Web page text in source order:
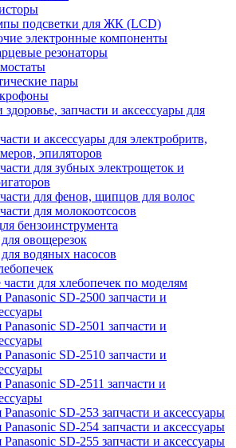
подсветки для ЖК (LCD)
электронные компоненты
резонаторы
пары
здоровье, запчасти и аксессуары для
и аксессуары для электробритв,
эпиляторов
для зубных электрощеток и
для фенов, щипцов для волос
для молокоотсосов
бензоинструмента
овощерезок
водяных насосов
для хлебопечек по моделям
Panasonic SD-2500 запчасти и
Panasonic SD-2501 запчасти и
Panasonic SD-2510 запчасти и
Panasonic SD-2511 запчасти и
Panasonic SD-253 запчасти и аксессуары
Panasonic SD-254 запчасти и аксессуары
Panasonic SD-255 запчасти и аксессуары